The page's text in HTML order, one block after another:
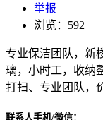
举报
浏览：592
专业保洁团队，新
璃，小时工，收纳
打扫、专业团队，
联系人手机/微信：